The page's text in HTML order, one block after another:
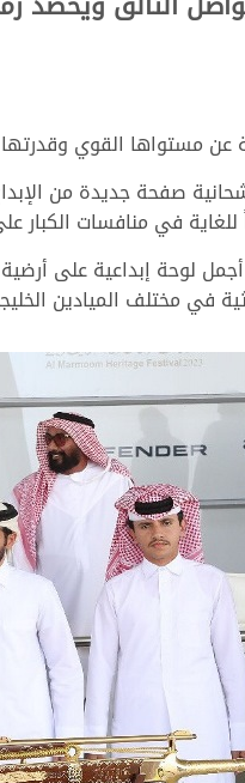
عن مستواها القوي
في منافسات الكبار
لوحة إبداعية على
في مختلف الميادين